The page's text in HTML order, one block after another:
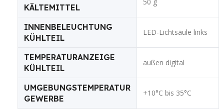
KÄLTEMITTEL
50 g
INNENBELEUCHTUNG
KÜHLTEIL
LED-Lichtsäule links
TEMPERATURANZEIGE
KÜHLTEIL
außen digital
UMGEBUNGSTEMPERATUR
GEWERBE
+10°C bis 35°C